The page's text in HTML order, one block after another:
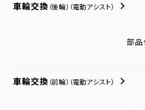
車輪交換 （後輪） （電動アシスト）
部品
車輪交換 （前輪） （電動アシスト）